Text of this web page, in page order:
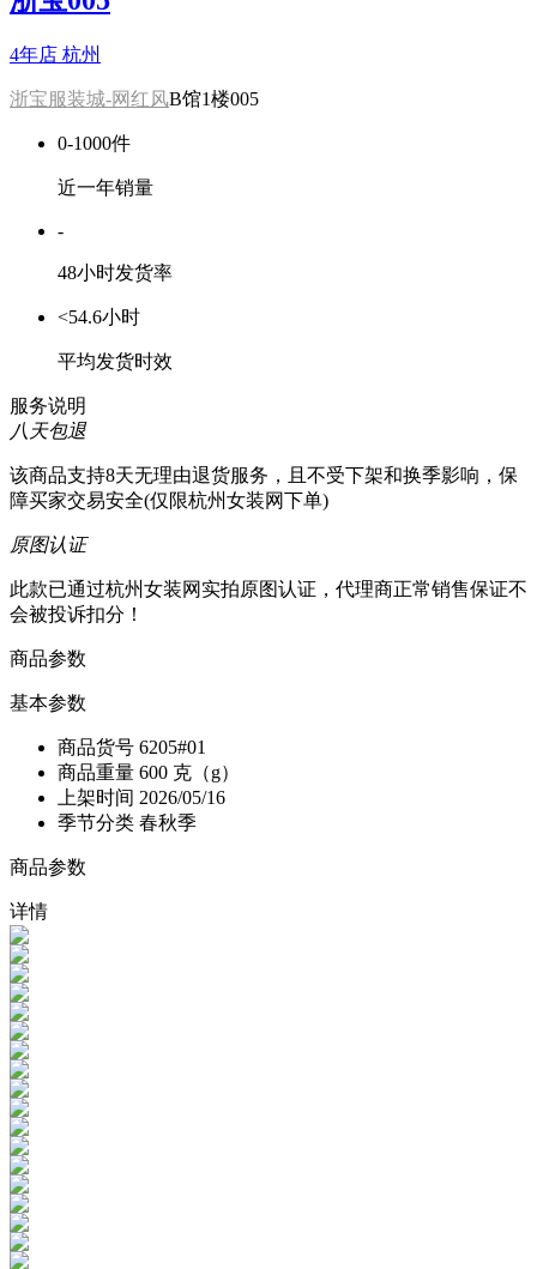
4年店 杭州
浙宝服装城-网红风B馆1楼005
0-1000件
近一年销量
-
48小时发货率
<54.6小时
平均发货时效
服务说明
八天包退
该商品支持8天无理由退货服务，且不受下架和换季影响，保
障买家交易安全(仅限杭州女装网下单)
原图认证
此款已通过杭州女装网实拍原图认证，代理商正常销售保证不
会被投诉扣分！
商品参数
基本参数
商品货号 6205#01
商品重量 600 克（g）
上架时间 2026/05/16
季节分类 春秋季
商品参数
详情